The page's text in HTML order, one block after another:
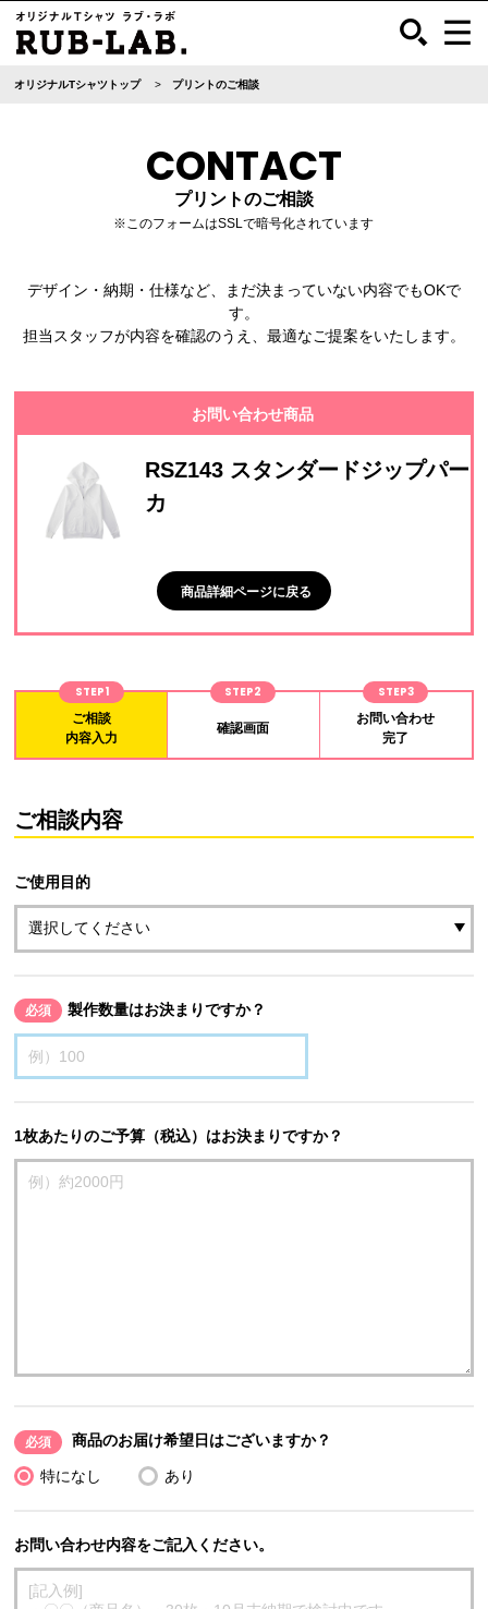
オリジナルTシャツトップ プリントのご相談
CONTACT
プリントのご相談
※このフォームはSSLで暗号化されています
デザイン・納期・仕様など、まだ決まっていない内容でもOKで
す。
担当スタッフが内容を確認のうえ、最適なご提案をいたします。
お問い合わせ商品
RSZ143 スタンダードジップパー
カ
商品詳細ページに戻る
STEP1
ご相談
内容入力
STEP2
確認画面
STEP3
お問い合わせ
完了
ご相談内容
ご使用目的
必須 製作数量はお決まりですか？
1枚あたりのご予算（税込）はお決まりですか？
必須 商品のお届け希望日はございますか？
特になし あり
お問い合わせ内容をご記入ください。